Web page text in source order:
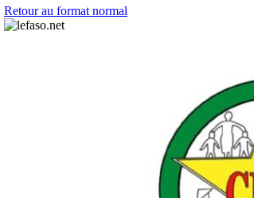
Retour au format normal